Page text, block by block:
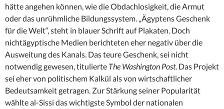
hätte angehen können, wie die Obdachlosigkeit, die Armut
oder das unrühmliche Bildungssystem. „Ägyptens Geschenk
für die Welt“, steht in blauer Schrift auf Plakaten. Doch
nichtägyptische Medien berichteten eher negativ über die
Ausweitung des Kanals. Das teure Geschenk, sei nicht
notwendig gewesen, titulierte The Washington Post. Das Projekt
sei eher von politischem Kalkül als von wirtschaftlicher
Bedeutsamkeit getragen. Zur Stärkung seiner Popularität
wählte al-Sissi das wichtigste Symbol der nationalen